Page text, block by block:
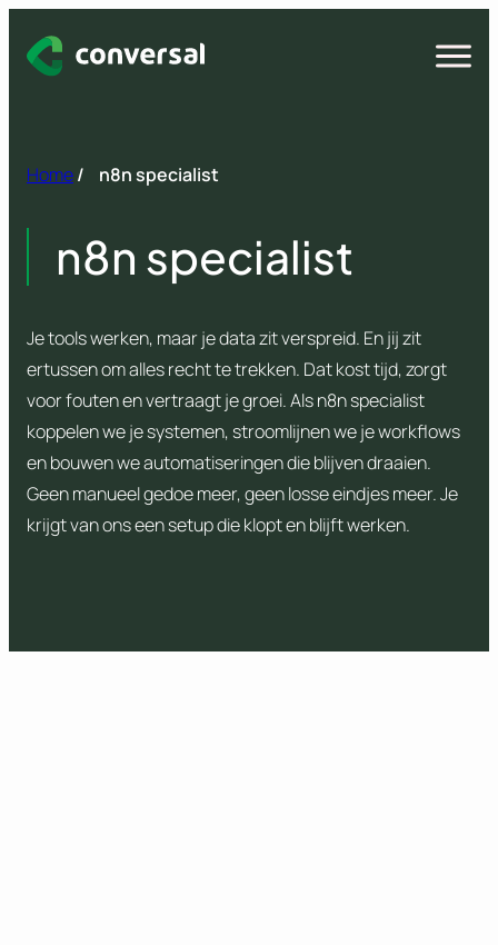
naar
Open
Home/ n8n specialist
n8n specialist
Je tools werken, maar je data zit verspreid. En jij zit
ertussen om alles recht te trekken. Dat kost tijd, zorgt
voor fouten en vertraagt je groei. Als n8n specialist
koppelen we je systemen, stroomlijnen we je workflows
en bouwen we automatiseringen die blijven draaien.
Geen manueel gedoe meer, geen losse eindjes meer. Je
krijgt van ons een setup die klopt en blijft werken.